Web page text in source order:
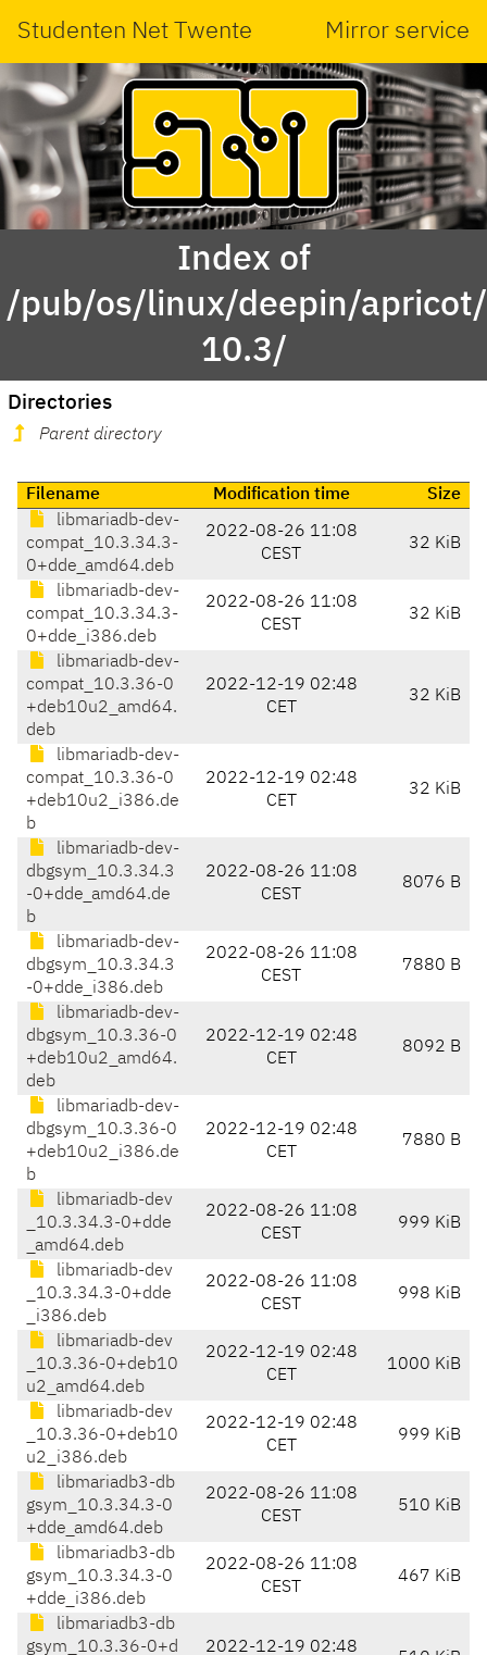
Studenten Net Twente Mirror service
Index of
/pub/os/linux/deepin/
10.3/
Directories
Parent directory
Filename Modification time
Size
libmariadb-dev-
compat_10.3.34.3-
0+dde_amd64.deb
2022-08-26 11:08
CEST
32 KiB
libmariadb-dev-
compat_10.3.34.3-
0+dde_i386.deb
2022-08-26 11:08
CEST
32 KiB
libmariadb-dev-
compat_10.3.36-0
+deb10u2_amd64.
deb
2022-12-19 02:48
CET
32 KiB
libmariadb-dev-
compat_10.3.36-0
+deb10u2_i386.de
b
2022-12-19 02:48
CET
32 KiB
libmariadb-dev-
dbgsym_10.3.34.3
-0+dde_amd64.de
b
2022-08-26 11:08
CEST
8076 B
libmariadb-dev-
dbgsym_10.3.34.3
-0+dde_i386.deb
2022-08-26 11:08
CEST
7880 B
libmariadb-dev-
dbgsym_10.3.36-0
+deb10u2_amd64.
deb
2022-12-19 02:48
CET
8092 B
libmariadb-dev-
dbgsym_10.3.36-0
+deb10u2_i386.de
b
2022-12-19 02:48
CET
7880 B
libmariadb-dev
_10.3.34.3-0+dde
_amd64.deb
2022-08-26 11:08
CEST
999 KiB
libmariadb-dev
_10.3.34.3-0+dde
_i386.deb
2022-08-26 11:08
CEST
998 KiB
libmariadb-dev
_10.3.36-0+deb10
u2_amd64.deb
2022-12-19 02:48
CET
1000 KiB
libmariadb-dev
_10.3.36-0+deb10
u2_i386.deb
2022-12-19 02:48
CET
999 KiB
libmariadb3-db
gsym_10.3.34.3-0
+dde_amd64.deb
2022-08-26 11:08
CEST
510 KiB
libmariadb3-db
gsym_10.3.34.3-0
+dde_i386.deb
2022-08-26 11:08
CEST
467 KiB
libmariadb3-db
gsym_10.3.36-0+d
2022-12-19 02:48